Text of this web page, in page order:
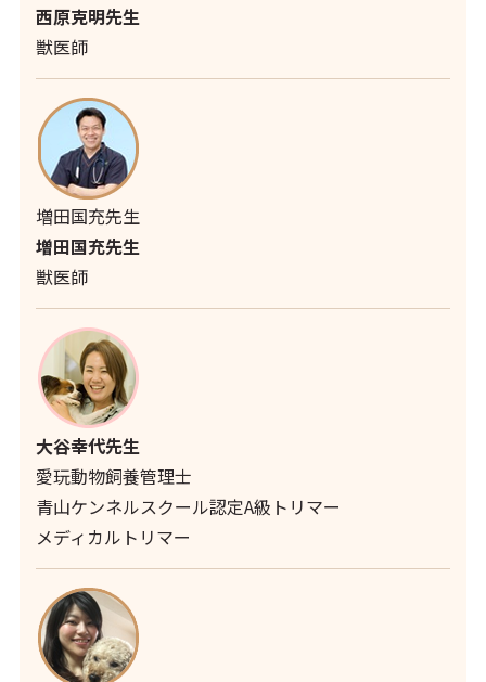
西原克明先生
獣医師
増田国充先生
増田国充先生
獣医師
大谷幸代先生
愛玩動物飼養管理士
青山ケンネルスクール認定A級トリマー
メディカルトリマー